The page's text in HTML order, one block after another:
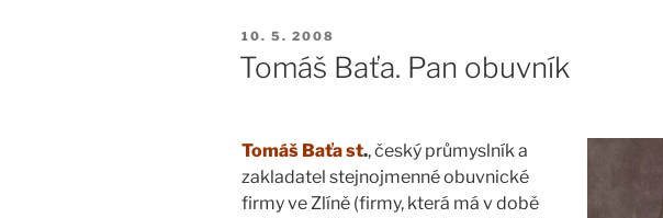
PUBLIKOVÁNO
10. 5. 2008
Tomáš Baťa. Pan obuvník
Tomáš Baťa st., český průmyslník a
zakladatel stejnojmenné obuvnické
firmy ve Zlíně (firmy, která má v době